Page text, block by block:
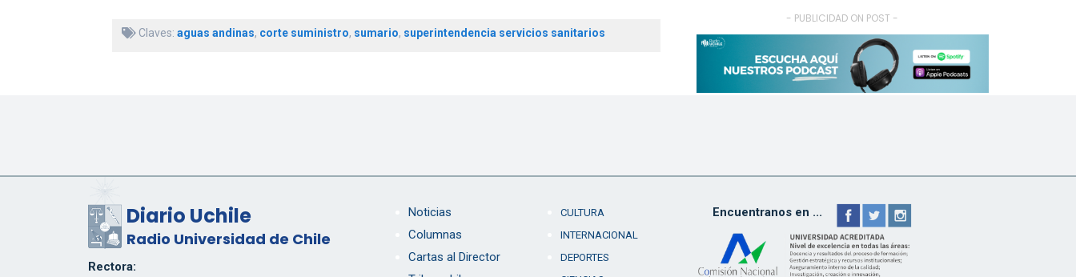
Claves: aguas andinas, corte suministro, sumario, superintendencia servicios sanitarios
- PUBLICIDAD ON POST -
Diario Uchile
Radio Universidad de Chile
Rectora:
Noticias
Columnas
Cartas al Director
CULTURA
INTERNACIONAL
DEPORTES
Encuentranos en ...